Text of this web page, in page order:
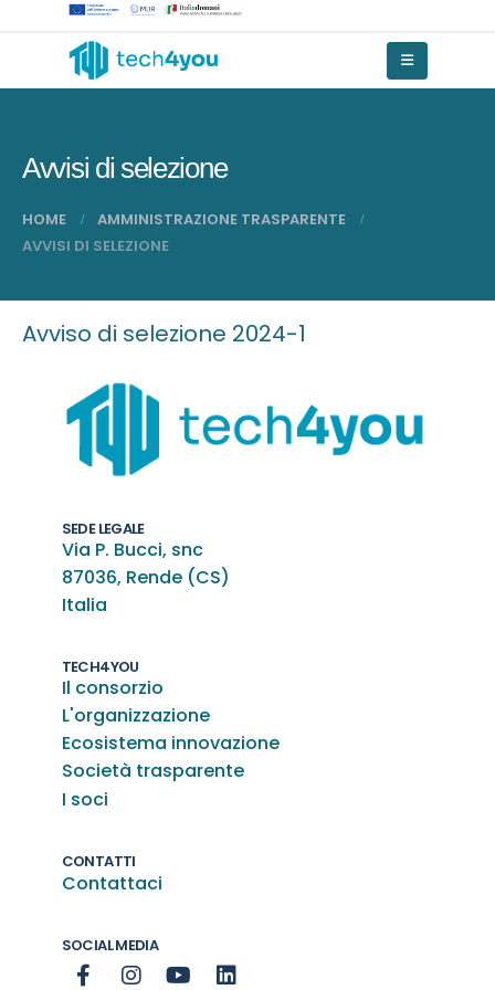
Avvisi di selezione
HOME
AMMINISTRAZIONE TRASPARENTE
AVVISI DI SELEZIONE
Avviso di selezione 2024-1
SEDE LEGALE
Via P. Bucci, snc
87036, Rende (CS)
Italia
TECH4YOU
Il consorzio
L'organizzazione
Ecosistema innovazione
Società trasparente
I soci
CONTATTI
Contattaci
SOCIAL MEDIA